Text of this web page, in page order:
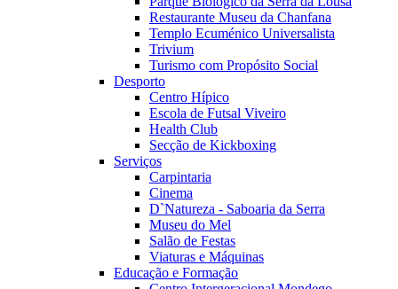
Restaurante Museu da Chanfana
Templo Ecuménico Universalista
Trivium
Turismo com Propósito Social
Desporto
Centro Hípico
Escola de Futsal Viveiro
Health Club
Secção de Kickboxing
Serviços
Carpintaria
Cinema
D`Natureza - Saboaria da Serra
Museu do Mel
Salão de Festas
Viaturas e Máquinas
Educação e Formação